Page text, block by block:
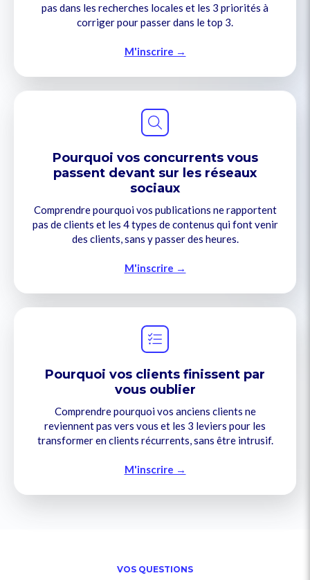
pas dans les recherches locales et les 3 priorités à
corriger pour passer dans le top 3.
M'inscrire →
Pourquoi vos concurrents vous
passent devant sur les réseaux
sociaux
Comprendre pourquoi vos publications ne rapportent
pas de clients et les 4 types de contenus qui font venir
des clients, sans y passer des heures.
M'inscrire →
Pourquoi vos clients finissent par
vous oublier
Comprendre pourquoi vos anciens clients ne
reviennent pas vers vous et les 3 leviers pour les
transformer en clients récurrents, sans être intrusif.
M'inscrire →
VOS QUESTIONS